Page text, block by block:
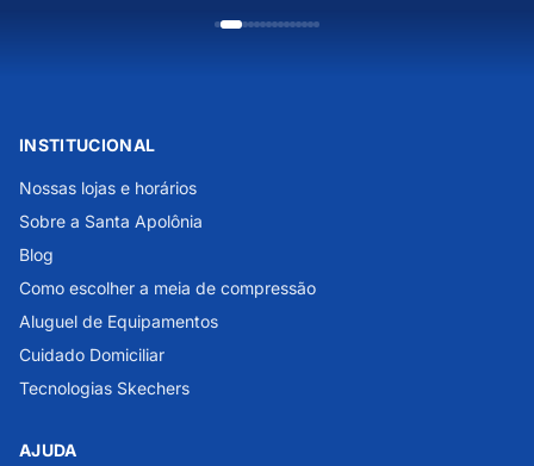
INSTITUCIONAL
Nossas lojas e horários
Sobre a Santa Apolônia
Blog
Como escolher a meia de compressão
Aluguel de Equipamentos
Cuidado Domiciliar
Tecnologias Skechers
AJUDA